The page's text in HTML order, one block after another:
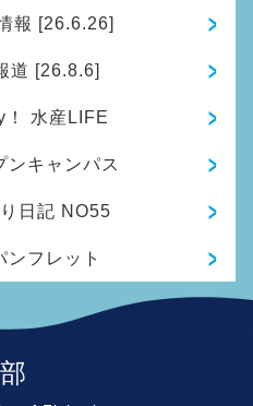
報 [26.6.26]
道 [26.8.6]
！ 水産LIFE
ンキャンパス
日記 NO55
ンフレット